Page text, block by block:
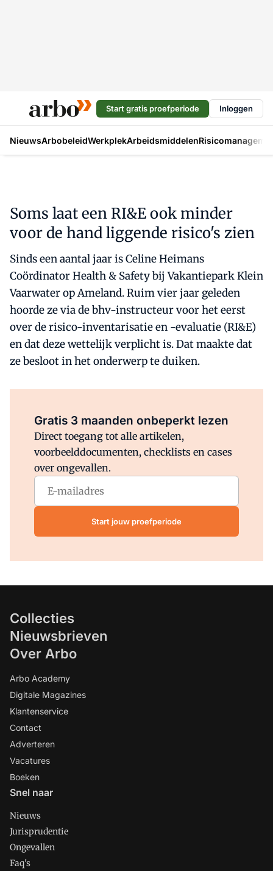
Start gratis proefperiode Inloggen
NieuwsArbobeleidWerkplekArbeidsmiddelen
Soms laat een RI&E ook minder
voor de hand liggende risico's zien
Sinds een aantal jaar is Celine Heimans
Coördinator Health & Safety bij Vakantiepark Klein
Vaarwater op Ameland. Ruim vier jaar geleden
hoorde ze via de bhv-instructeur voor het eerst
over de risico-inventarisatie en -evaluatie (RI&E)
en dat deze wettelijk verplicht is. Dat maakte dat
ze besloot in het onderwerp te duiken.
Gratis 3 maanden onbeperkt lezen
Direct toegang tot alle artikelen,
voorbeelddocumenten, checklists en cases
over ongevallen.
Start jouw proefperiode
Collecties
Nieuwsbrieven
Over Arbo
Arbo Academy
Digitale Magazines
Klantenservice
Contact
Adverteren
Vacatures
Boeken
Snel naar
Nieuws
Jurisprudentie
Ongevallen
Faq's